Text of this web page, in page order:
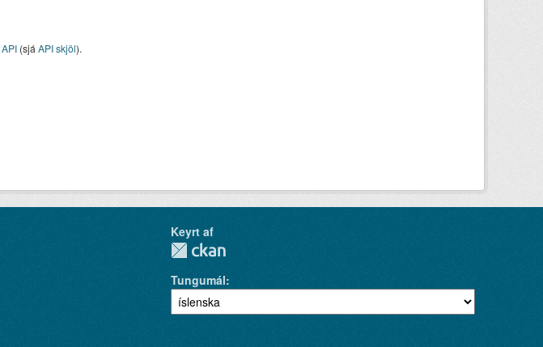
API(sjá API skjöl).
Keyrt af
Tungumál